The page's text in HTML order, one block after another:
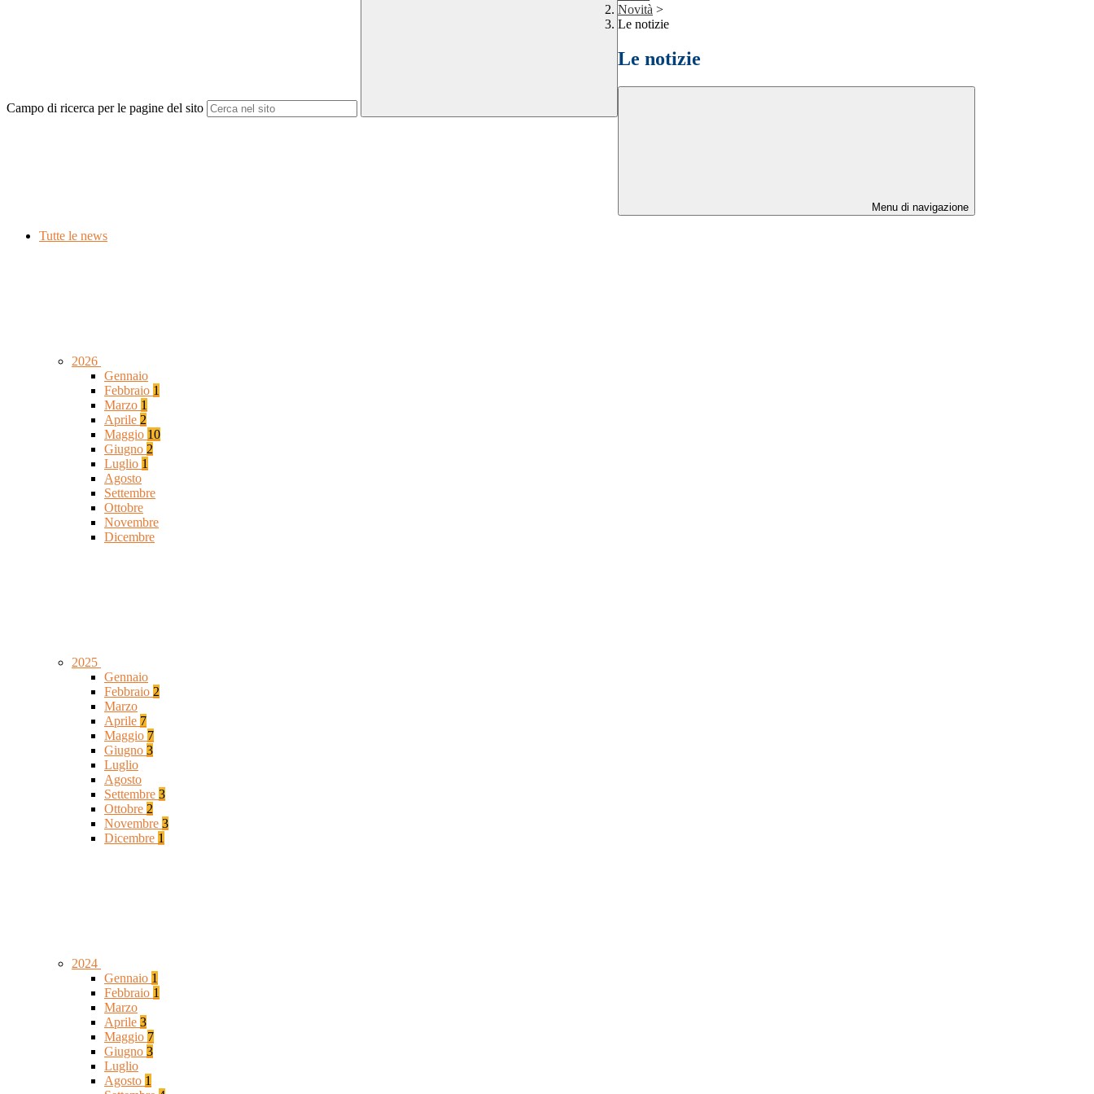
Campo di ricerca per le pagine del sito
Novità >
Le notizie
Le notizie
Menu di navigazione
Tutte le news
2026
Gennaio
Febbraio 1
Marzo 1
Aprile 2
Maggio 10
Giugno 2
Luglio 1
Agosto
Settembre
Ottobre
Novembre
Dicembre
2025
Gennaio
Febbraio 2
Marzo
Aprile 7
Maggio 7
Giugno 3
Luglio
Agosto
Settembre 3
Ottobre 2
Novembre 3
Dicembre 1
2024
Gennaio 1
Febbraio 1
Marzo
Aprile 3
Maggio 7
Giugno 3
Luglio
Agosto 1